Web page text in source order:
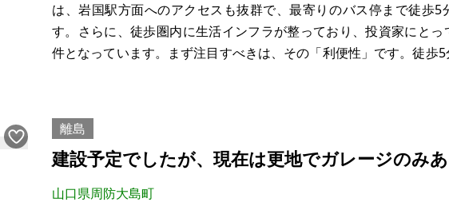
は、岩国駅方面へのアクセスも抜群で、最寄りのバス停まで徒歩5
す。さらに、徒歩圏内に生活インフラが整っており、投資家にと
件となっています。まず注目すべきは、その「利便性」です。徒歩
離島
建設予定でしたが、現在は更地でガレージのみ
山口県周防大島町